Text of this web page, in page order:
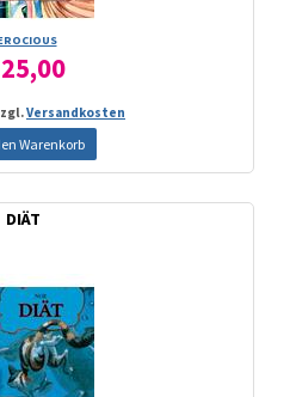
Versandkosten
Warenkorb
DIÄT